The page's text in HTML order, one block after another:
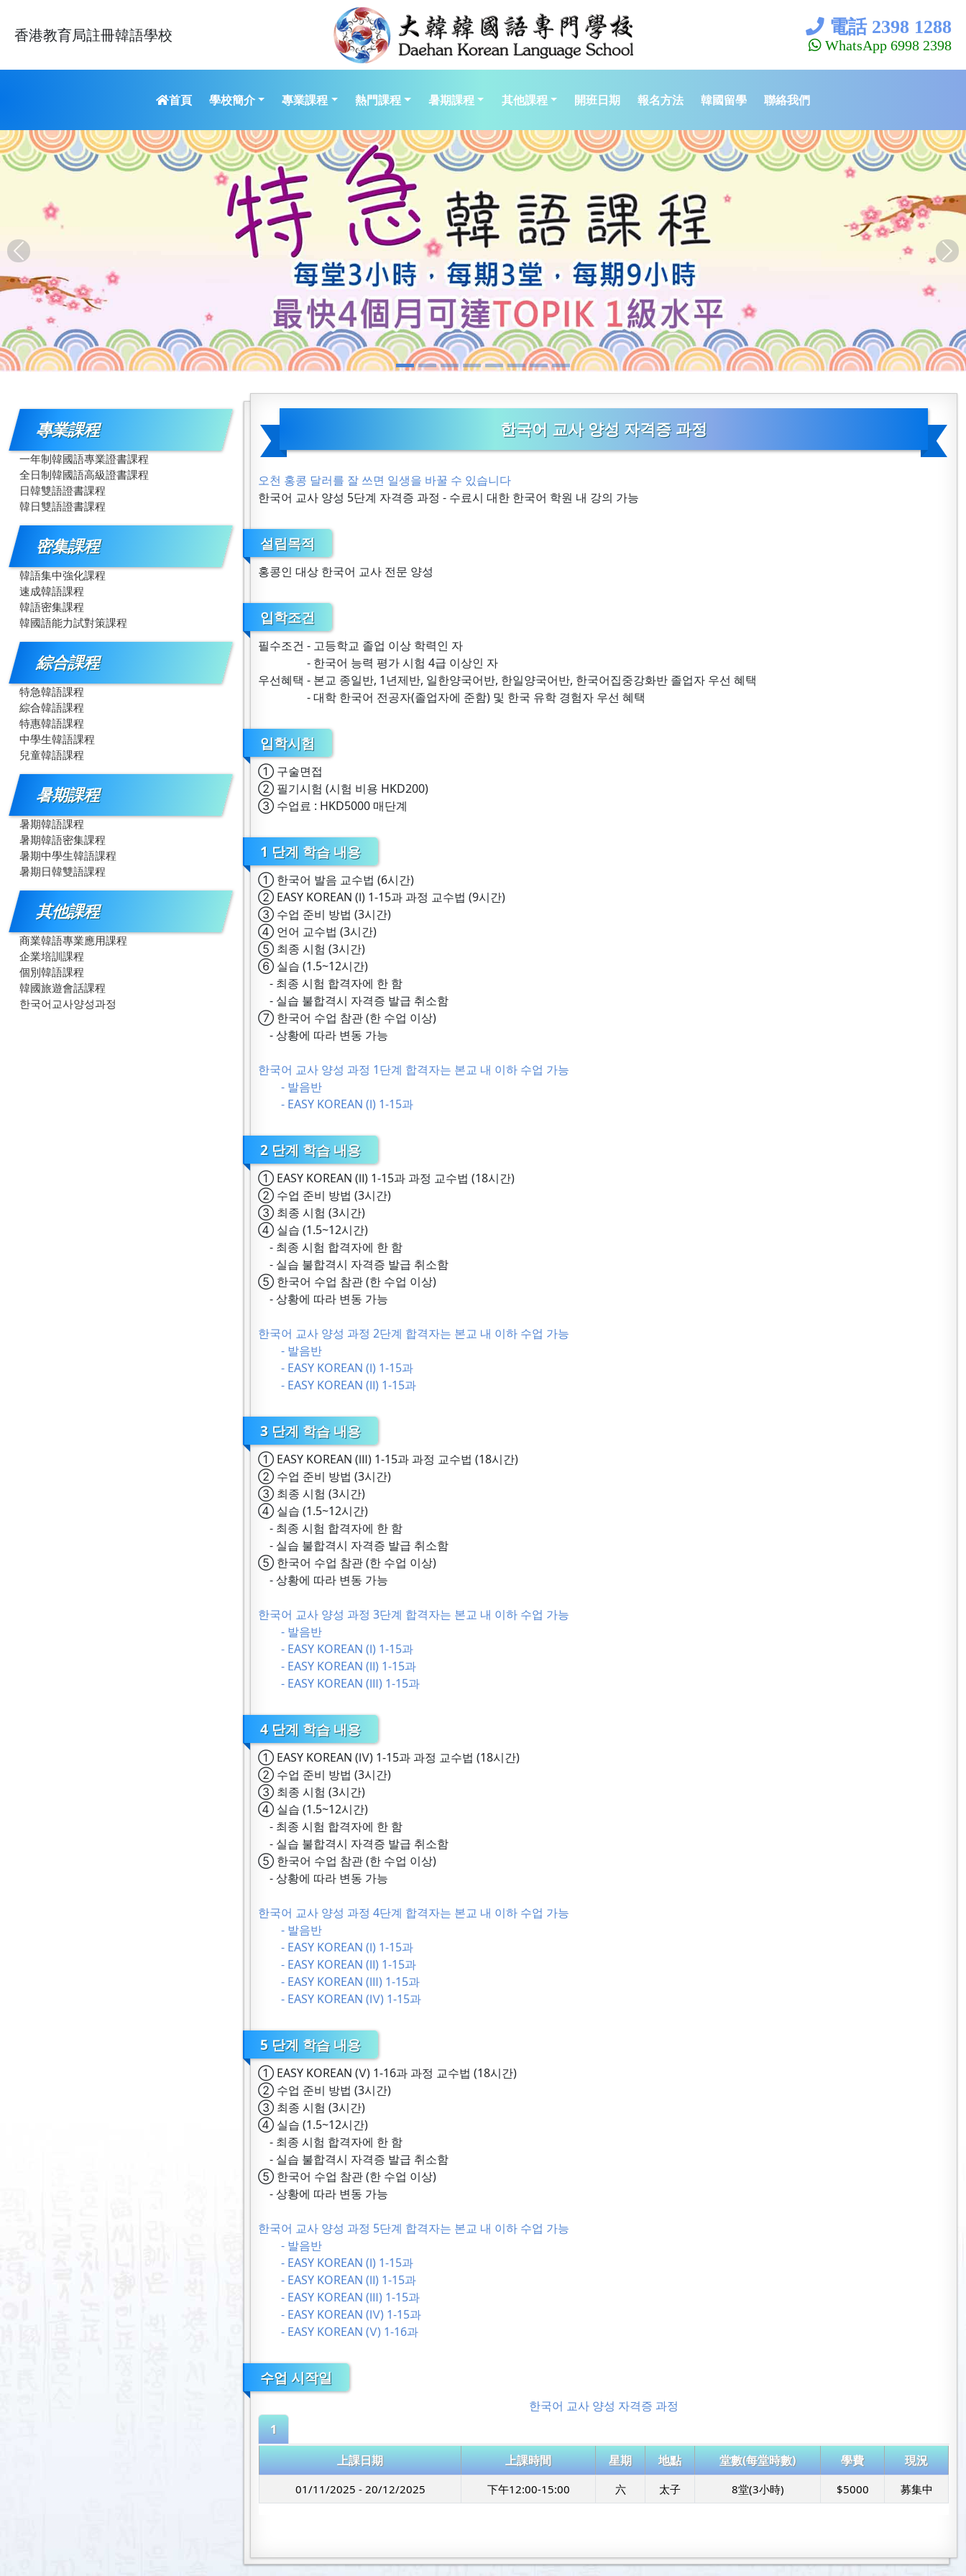
香港教育局註冊韓語學校 電話 2398 1288
WhatsApp 6998 2398
首頁 學校簡介 專業課程 熱門課程 暑期課程 其他課程 開班日期 報名方法 韓國留學 聯絡我們
專業課程
一年制韓國語專業證書課程
全日制韓國語高級證書課程
日韓雙語證書課程
韓日雙語證書課程
密集課程
韓語集中強化課程
速成韓語課程
韓語密集課程
韓國語能力試對策課程
綜合課程
特急韓語課程
綜合韓語課程
特惠韓語課程
中學生韓語課程
兒童韓語課程
暑期課程
暑期韓語課程
暑期韓語密集課程
暑期中學生韓語課程
暑期日韓雙語課程
其他課程
商業韓語專業應用課程
企業培訓課程
個別韓語課程
韓國旅遊會話課程
한국어교사양성과정
한국어 교사 양성 자격증 과정
오천 홍콩 달러를 잘 쓰면 일생을 바꿀 수 있습니다
한국어 교사 양성 5단계 자격증 과정 - 수료시 대한 한국어 학원 내 강의 가능
설립목적
홍콩인 대상 한국어 교사 전문 양성
입학조건
필수조건 - 고등학교 졸업 이상 학력인 자
- 한국어 능력 평가 시험 4급 이상인 자
우선혜택 - 본교 종일반, 1년제반, 일한양국어반, 한일양국어반, 한국어집중강화반 졸업자 우선 혜택
- 대학 한국어 전공자(졸업자에 준함) 및 한국 유학 경험자 우선 혜택
입학시험
① 구술면접
② 필기시험 (시험 비용 HKD200)
③ 수업료 : HKD5000 매단계
1 단계 학습 내용
① 한국어 발음 교수법 (6시간)
② EASY KOREAN (Ⅰ) 1-15과 과정 교수법 (9시간)
③ 수업 준비 방법 (3시간)
④ 언어 교수법 (3시간)
⑤ 최종 시험 (3시간)
⑥ 실습 (1.5~12시간)
- 최종 시험 합격자에 한 함
- 실습 불합격시 자격증 발급 취소함
⑦ 한국어 수업 참관 (한 수업 이상)
- 상황에 따라 변동 가능
한국어 교사 양성 과정 1단계 합격자는 본교 내 이하 수업 가능
- 발음반
- EASY KOREAN (Ⅰ) 1-15과
2 단계 학습 내용
① EASY KOREAN (Ⅱ) 1-15과 과정 교수법 (18시간)
② 수업 준비 방법 (3시간)
③ 최종 시험 (3시간)
④ 실습 (1.5~12시간)
- 최종 시험 합격자에 한 함
- 실습 불합격시 자격증 발급 취소함
⑤ 한국어 수업 참관 (한 수업 이상)
- 상황에 따라 변동 가능
한국어 교사 양성 과정 2단계 합격자는 본교 내 이하 수업 가능
- 발음반
- EASY KOREAN (Ⅰ) 1-15과
- EASY KOREAN (Ⅱ) 1-15과
3 단계 학습 내용
① EASY KOREAN (Ⅲ) 1-15과 과정 교수법 (18시간)
② 수업 준비 방법 (3시간)
③ 최종 시험 (3시간)
④ 실습 (1.5~12시간)
- 최종 시험 합격자에 한 함
- 실습 불합격시 자격증 발급 취소함
⑤ 한국어 수업 참관 (한 수업 이상)
- 상황에 따라 변동 가능
한국어 교사 양성 과정 3단계 합격자는 본교 내 이하 수업 가능
- 발음반
- EASY KOREAN (Ⅰ) 1-15과
- EASY KOREAN (Ⅱ) 1-15과
- EASY KOREAN (Ⅲ) 1-15과
4 단계 학습 내용
① EASY KOREAN (Ⅳ) 1-15과 과정 교수법 (18시간)
② 수업 준비 방법 (3시간)
③ 최종 시험 (3시간)
④ 실습 (1.5~12시간)
- 최종 시험 합격자에 한 함
- 실습 불합격시 자격증 발급 취소함
⑤ 한국어 수업 참관 (한 수업 이상)
- 상황에 따라 변동 가능
한국어 교사 양성 과정 4단계 합격자는 본교 내 이하 수업 가능
- 발음반
- EASY KOREAN (Ⅰ) 1-15과
- EASY KOREAN (Ⅱ) 1-15과
- EASY KOREAN (Ⅲ) 1-15과
- EASY KOREAN (Ⅳ) 1-15과
5 단계 학습 내용
① EASY KOREAN (Ⅴ) 1-16과 과정 교수법 (18시간)
② 수업 준비 방법 (3시간)
③ 최종 시험 (3시간)
④ 실습 (1.5~12시간)
- 최종 시험 합격자에 한 함
- 실습 불합격시 자격증 발급 취소함
⑤ 한국어 수업 참관 (한 수업 이상)
- 상황에 따라 변동 가능
한국어 교사 양성 과정 5단계 합격자는 본교 내 이하 수업 가능
- 발음반
- EASY KOREAN (Ⅰ) 1-15과
- EASY KOREAN (Ⅱ) 1-15과
- EASY KOREAN (Ⅲ) 1-15과
- EASY KOREAN (Ⅳ) 1-15과
- EASY KOREAN (Ⅴ) 1-16과
수업 시작일
한국어 교사 양성 자격증 과정
1
上課日期
上課時間 星期 地點 堂數(每堂時數) 學費 現況
01/11/2025 - 20/12/2025 下午12:00-15:00 六 太子 8堂(3小時) $5000 募集中